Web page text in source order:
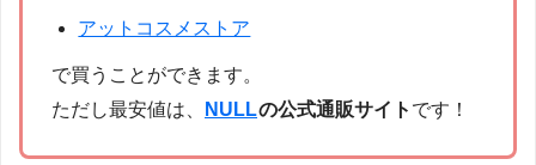
アットコスメストア
で買うことができます。
ただし最安値は、
NULLの公式通販サイト です！